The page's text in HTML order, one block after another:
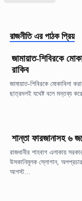
রাজনীতি এর পাঠক প্রিয়
জামায়াত-শিবিরকে
রাকিব
জামায়াত-শিবিরকে মোকাবিলা
ছাত্রদলই যথেষ্ট বলে মন্তব্য
শান্তা ফারজানাসহ ৬
রাজধানীর শাহবাগ এলাকায়
উসকানিমূলক স্লোগান,
আগস্ট...